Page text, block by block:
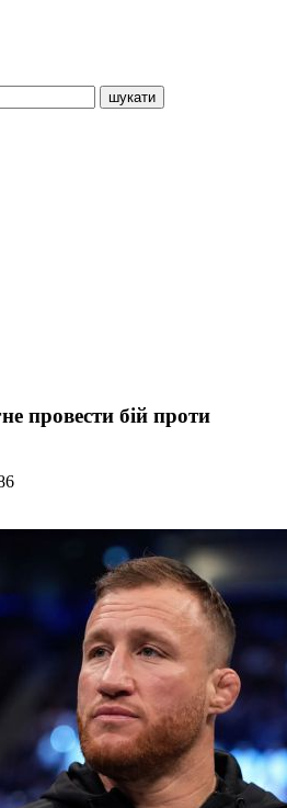
провести бій проти